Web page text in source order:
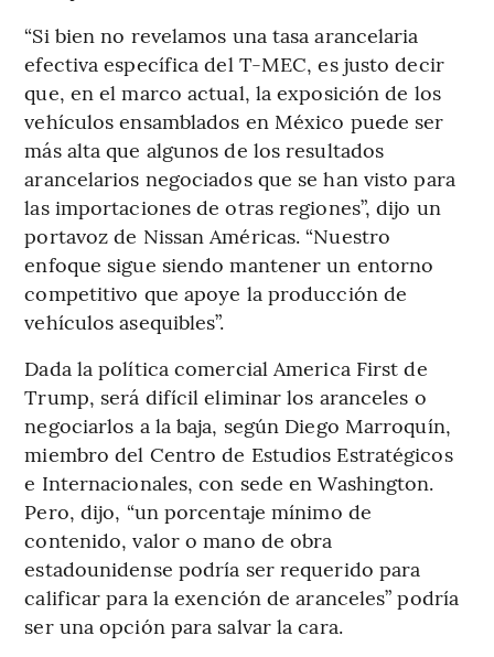
“Si bien no revelamos una tasa arancelaria
efectiva específica del T-MEC, es justo decir
que, en el marco actual, la exposición de los
vehículos ensamblados en México puede ser
más alta que algunos de los resultados
arancelarios negociados que se han visto para
las importaciones de otras regiones”, dijo un
portavoz de Nissan Américas. “Nuestro
enfoque sigue siendo mantener un entorno
competitivo que apoye la producción de
vehículos asequibles”.
Dada la política comercial America First de
Trump, será difícil eliminar los aranceles o
negociarlos a la baja, según Diego Marroquín,
miembro del Centro de Estudios Estratégicos
e Internacionales, con sede en Washington.
Pero, dijo, “un porcentaje mínimo de
contenido, valor o mano de obra
estadounidense podría ser requerido para
calificar para la exención de aranceles” podría
ser una opción para salvar la cara.